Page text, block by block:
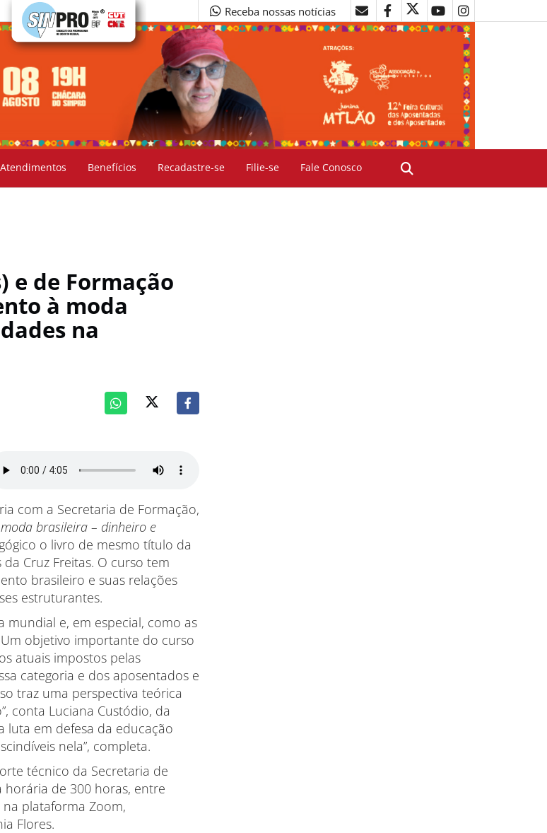
Receba nossas notícias
Atendimentos Benefícios Recadastre-se Filie-se Fale Conosco
e de Formação
à moda
na
com a Secretaria de Formação,
brasileira – dinheiro e
o livro de mesmo título da
Cruz Freitas. O curso tem
brasileiro e suas relações
estruturantes.
e, em especial, como as
objetivo importante do curso
atuais impostos pelas
categoria e dos aposentados e
traz uma perspectiva teórica
conta Luciana Custódio, da
luta em defesa da educação
nela”, completa.
técnico da Secretaria de
horária de 300 horas, entre
plataforma Zoom,
Flores.